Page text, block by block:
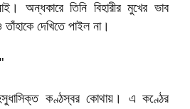
অন্ধকারে তিনি বিহারীর মুখের ভাব
তাঁহাকে দেখিতে পাইল না।
কণ্ঠস্বর কোথায়। এ কণ্ঠের